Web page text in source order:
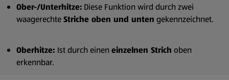
Ober-/Unterhitze: Diese Funktion wird durch zwei
waagerechteStriche oben und unten gekennzeichnet.
Oberhitze: Ist durch einen einzelnen Strich oben
erkennbar.